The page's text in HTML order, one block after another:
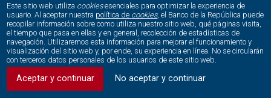
Este sitio web utiliza cookiesesenciales para optimizar la experiencia de
usuario. Al aceptar nuestra política de cookies, el Banco de la República puede
recopilar información sobre como utiliza nuestro sitio web, qué páginas visita,
el tiempo que pasa en ellas y en general, recolección de estadísticas de
navegación. Utilizaremos esta información para mejorar el funcionamiento y
visualización del sitio web y, por ende, su experiencia en línea. No se circularán
con terceros datos personales de los usuarios de este sitio web.
Aceptar y continuar No aceptar y continuar
NUESTRAS REDES SOCIALES: